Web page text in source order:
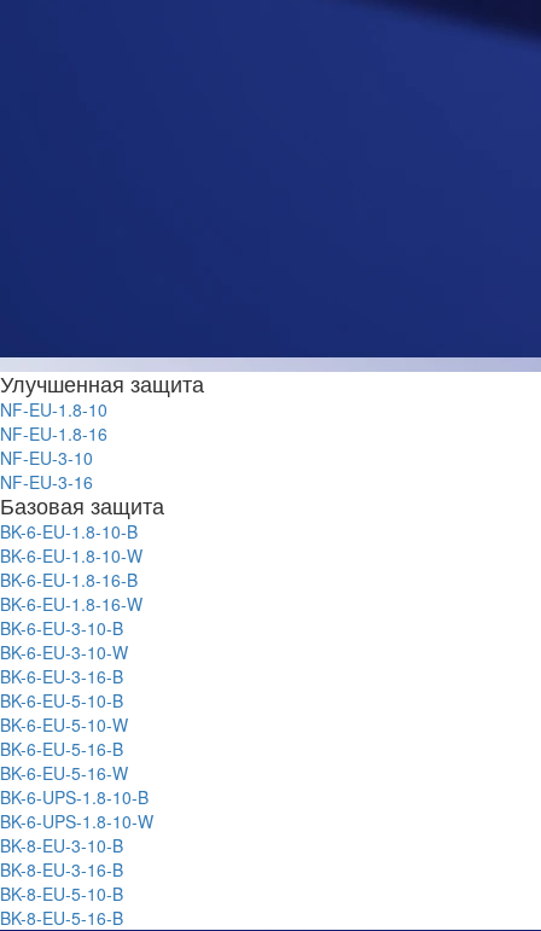
Улучшенная защита
NF-EU-1.8-10
NF-EU-1.8-16
NF-EU-3-10
NF-EU-3-16
Базовая защита
BK-6-EU-1.8-10-B
BK-6-EU-1.8-10-W
BK-6-EU-1.8-16-B
BK-6-EU-1.8-16-W
BK-6-EU-3-10-B
BK-6-EU-3-10-W
BK-6-EU-3-16-B
BK-6-EU-5-10-B
BK-6-EU-5-10-W
BK-6-EU-5-16-B
BK-6-EU-5-16-W
BK-6-UPS-1.8-10-B
BK-6-UPS-1.8-10-W
BK-8-EU-3-10-B
BK-8-EU-3-16-B
BK-8-EU-5-10-B
BK-8-EU-5-16-B